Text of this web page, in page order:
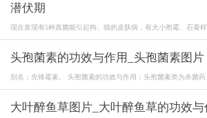
潜伏期
现在发现有5种真菌能引起狗、猫的皮肤病，有犬小孢霉、石膏
头孢菌素的功效与作用_头孢菌素图片
别名：先锋霉素。 头孢菌素的功效与作用：头孢菌素类为杀菌
大叶醉鱼草图片_大叶醉鱼草的功效与